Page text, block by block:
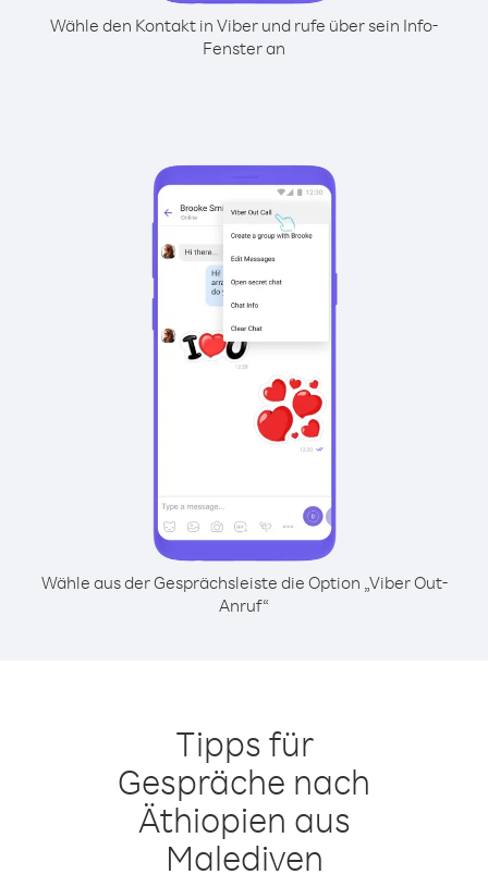
Wähle den Kontakt in Viber und rufe über sein Info-
Fenster an
Wähle aus der Gesprächsleiste die Option „Viber Out-
Anruf“
Tipps für
Gespräche nach
Äthiopien aus
Malediven